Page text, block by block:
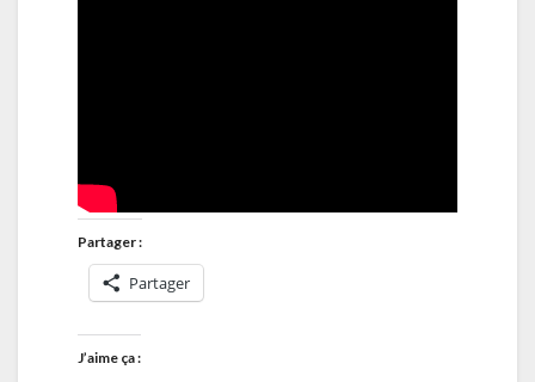
Partager :
Partager
J’aime ça :